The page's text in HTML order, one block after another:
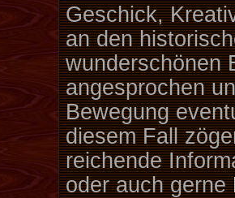
Geschick,
an den
wunderschönen
angesprochen
Bewegung
diesem Fall
reichende
oder auch gerne